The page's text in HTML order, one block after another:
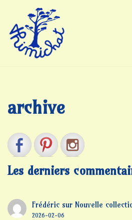
Aller
au
contenu
archive
Les derniers
Frédéricsur Nouvelle
2026-02-06